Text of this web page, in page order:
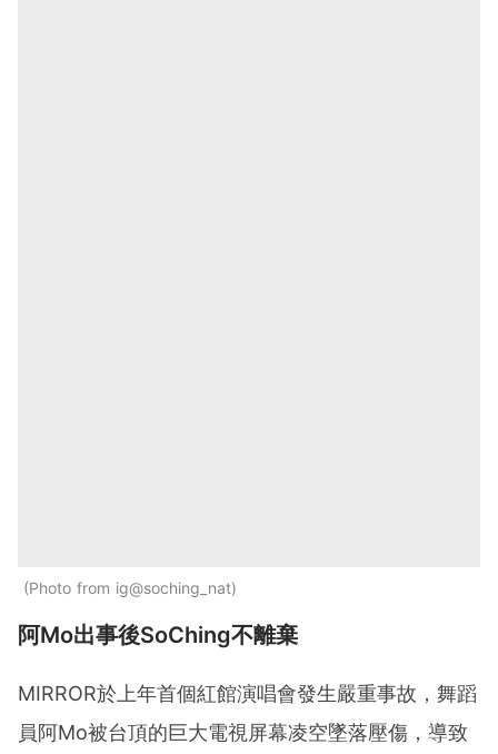
Photo from ig@soching_nat
阿Mo出事後SoChing不離棄
MIRROR於上年首個紅館演唱會發生嚴重事故，舞蹈
員阿Mo被台頂的巨大電視屏幕凌空墜落壓傷，導致